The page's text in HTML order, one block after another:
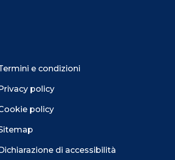
e condizioni
policy
policy
di accessibilità